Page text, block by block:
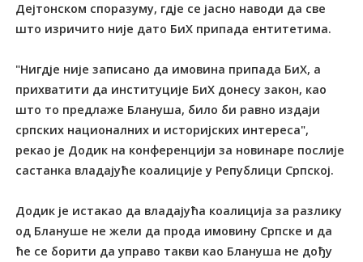
Дејтонском споразуму, гдје се јасно наводи да све
што изричито није дато БиХ припада ентитетима.
"Нигдје није записано да имовина припада БиХ, а
прихватити да институције БиХ донесу закон, као
што то предлаже Блануша, било би равно издаји
српских националних и историјских интереса",
рекао је Додик на конференцији за новинаре послије
састанка владајуће коалиције у Републици Српској.
Додик је истакао да владајућа коалиција за разлику
од Блануше не жели да прода имовину Српске и да
ће се борити да управо такви као Блануша не дођу